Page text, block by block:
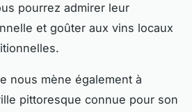
pourrez admirer leur
et goûter aux vins locaux
nous mène également à
pittoresque connue pour son